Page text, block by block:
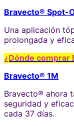
Bravecto® Spot-
Una aplicación
prolongada y
¿Dónde comprar
Bravecto® 1M
Bravecto® ahora
seguridad y
cada 37 días.